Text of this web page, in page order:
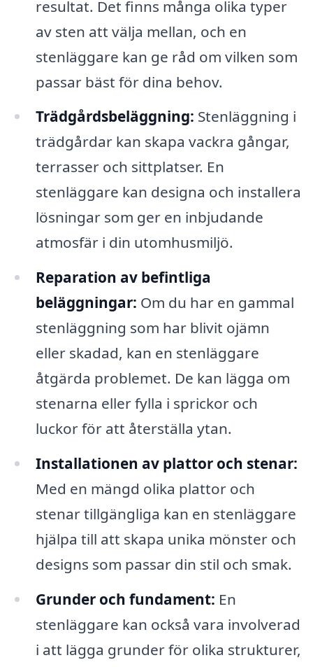
resultat. Det finns många olika typer
av sten att välja mellan, och en
stenläggare kan ge råd om vilken som
passar bäst för dina behov.
Trädgårdsbeläggning: Stenläggning i
trädgårdar kan skapa vackra gångar,
terrasser och sittplatser. En
stenläggare kan designa och installera
lösningar som ger en inbjudande
atmosfär i din utomhusmiljö.
Reparation av befintliga
beläggningar: Om du har en gammal
stenläggning som har blivit ojämn
eller skadad, kan en stenläggare
åtgärda problemet. De kan lägga om
stenarna eller fylla i sprickor och
luckor för att återställa ytan.
Installationen av plattor och stenar:
Med en mängd olika plattor och
stenar tillgängliga kan en stenläggare
hjälpa till att skapa unika mönster och
designs som passar din stil och smak.
Grunder och fundament: En
stenläggare kan också vara involverad
i att lägga grunder för olika strukturer,